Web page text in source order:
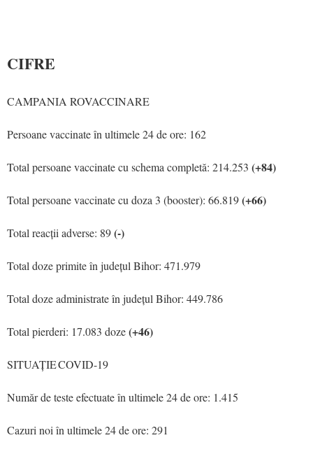
CIFRE
CAMPANIA ROVACCINARE
Persoane vaccinate în ultimele 24 de ore: 162
Total persoane vaccinate cu schema completă: 214.253 (+84)
Total persoane vaccinate cu doza 3 (booster): 66.819(+66)
Total reacții adverse: 89(-)
Total doze primite în județul Bihor: 471.979
Total doze administrate în județul Bihor: 449.786
Total pierderi: 17.083 doze(+46)
SITUAȚIE COVID-19
Număr de teste efectuate în ultimele 24 de ore: 1.415
Cazuri noi în ultimele 24 de ore: 291